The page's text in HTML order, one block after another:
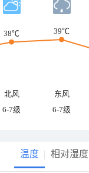
38℃
39℃
北风 东风
6-7级 6-7级
温度 相对湿度